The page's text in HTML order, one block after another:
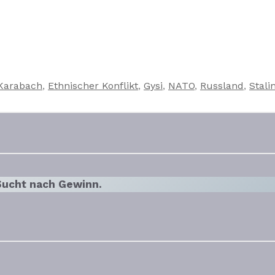
, Ethnischer Konflikt, Gysi, NATO, Russland,
nach Gewinn.